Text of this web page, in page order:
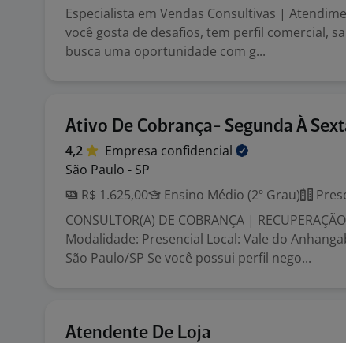
Especialista em Vendas Consultivas |
você gosta de desafios, tem perfil comercial,
busca uma oportunidade com g...
Ativo De Cobrança- Segunda À
4,2 Empresa confidencial
São Paulo - SP
R$ 1.625,00
Ensino Médio (2º Grau)
CONSULTOR(A) DE COBRANÇA |
Modalidade: Presencial Local: Vale do
São Paulo/SP Se você possui perfil nego...
Atendente De Loja